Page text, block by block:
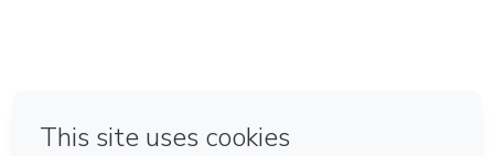
Feito com ❤ na Cidade do México